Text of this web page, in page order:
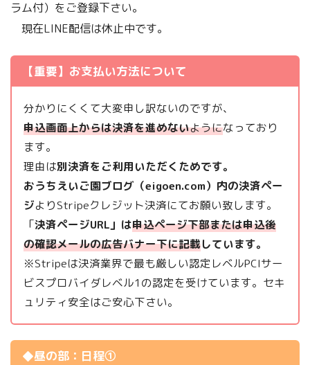
ラム付）をご登録下さい。
現在LINE配信は休止中です。
【重要】お支払い方法について
分かりにくくて大変申し訳ないのですが、
申込画面上からは決済を進めないようになっており
ます。
理由は別決済をご利用いただくためです。
おうちえいご園ブログ（eigoen.com）内の決済ペー
ジよりStripeクレジット決済にてお願い致します。
「決済ページURL」は申込ページ下部または申込後
の確認メールの広告バナー下に記載しています。
※Stripeは決済業界で最も厳しい認定レベルPCIサー
ビスプロバイダレベル1の認定を受けています。セキ
ュリティ安全はご安心下さい。
◆昼の部：日程①